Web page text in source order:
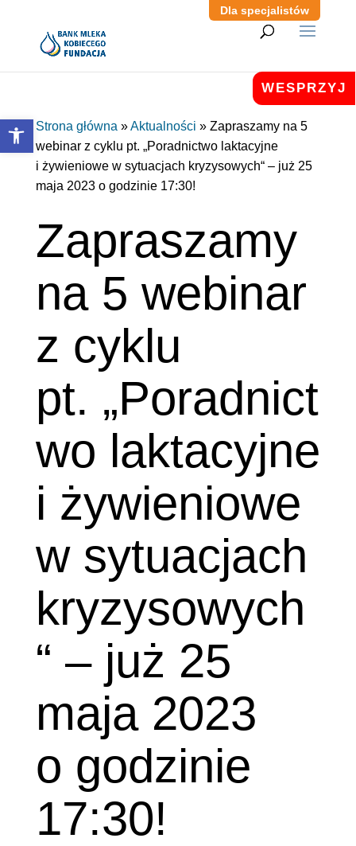
Otwórz pasek narzędzi
Dla specjalistów
WESPRZYJ
Strona główna »Aktualności » Zapraszamy na 5
webinar z cyklu pt. „Poradnictwo laktacyjne
i żywieniowe w sytuacjach kryzysowych“ – już 25
maja 2023 o godzinie 17:30!
Zapraszamy
na 5 webinar
z cyklu
pt. „Poradnict
wo laktacyjne
i żywieniowe
w sytuacjach
kryzysowych
“ – już 25
maja 2023
o godzinie
17:30!